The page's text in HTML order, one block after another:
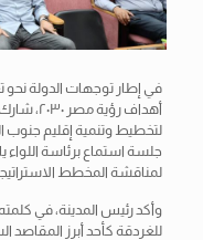
في إطار توجهات الدولة نحو
أهداف
لتخطيط وتنمية إقليم جنوب
جلسة استماع برئاسة اللواء
لمناقشة المخطط الاستراتيجي
وأكد رئيس المدينة، في
للغردقة كأحد أبرز المقاصد